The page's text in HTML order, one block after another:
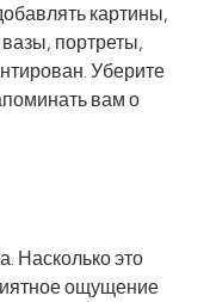
картины,
портреты,
Уберите
вам о
Насколько это
ощущение